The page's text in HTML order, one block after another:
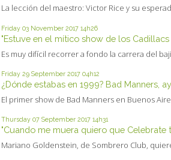
La lección del maestro: Victor Rice y su
Friday 03 November 2017 14h26
"Estuve en el mítico show de los Cadillacs
Es muy difícil recorrer a fondo la carrera del
Friday 29 September 2017 04h12
¿Dónde estabas en 1999? Bad Manners,
El primer show de Bad Manners en Buenos
Thursday 07 September 2017 14h31
"Cuando me muera quiero que Celebrate
Mariano Goldenstein, de Sombrero Club,